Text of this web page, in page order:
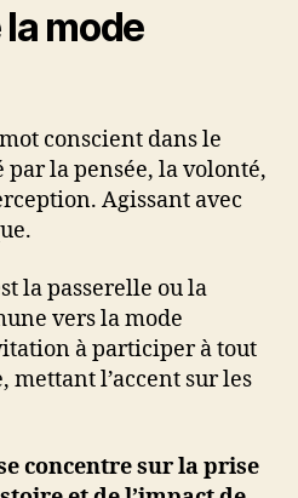
mode
conscient dans le
la pensée, la volonté,
Agissant avec
la passerelle ou la
vers la mode
à participer à tout
mettant l’accent sur les
concentre sur la prise